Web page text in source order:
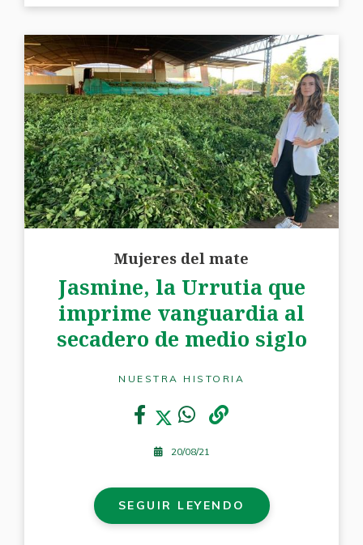
Mujeres del mate
Jasmine, la Urrutia que
imprime vanguardia al
secadero de medio siglo
NUESTRA HISTORIA
20/08/21
SEGUIR LEYENDO